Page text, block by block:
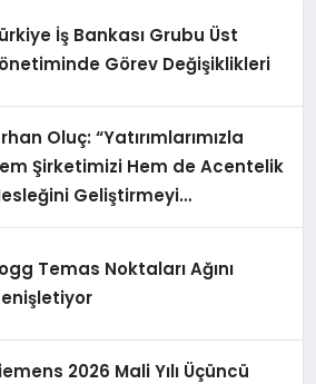
İş Bankası Grubu Üst
Görev Değişiklikleri
Oluç: “Yatırımlarımızla
Şirketimizi Hem de Acentelik
Geliştirmeyi
Temas Noktaları Ağını
2026 Mali Yılı Üçüncü